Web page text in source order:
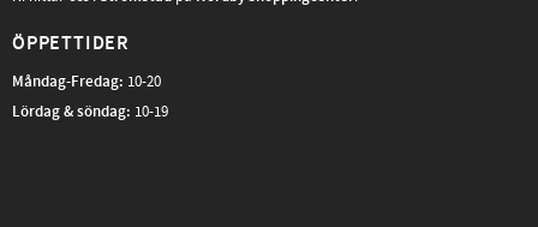
ÖPPETTIDER
Måndag-Fredag: 10-20
Lördag & söndag: 10-19